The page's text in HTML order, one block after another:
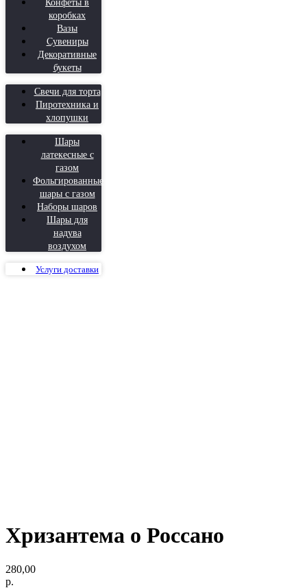
коробках
Вазы
Сувениры
Декоративные
букеты
Свечи для торта
Пиротехника и
хлопушки
Шары
латекесные с
газом
Фольгированные
шары с газом
Наборы шаров
Шары для
надува
воздухом
Услуги доставки
Хризантема о Россано
280,00
р.